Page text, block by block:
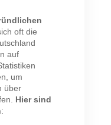
oft die
auf
um
über
Hier sind
: